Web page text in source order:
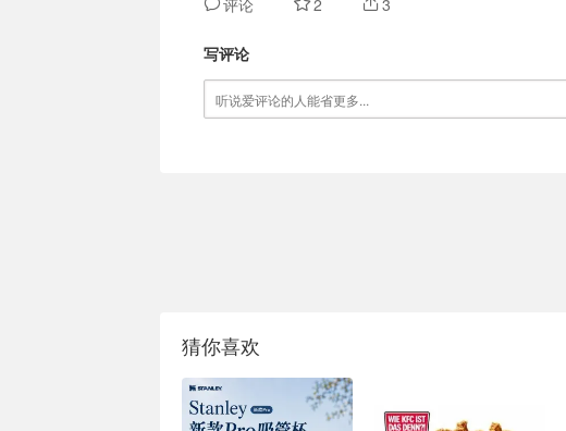
写评论
猜你喜欢